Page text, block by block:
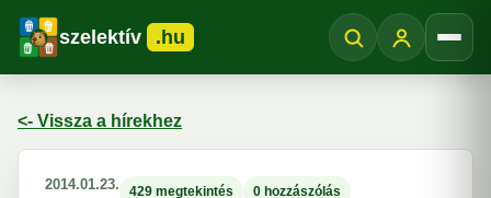
szelektív .hu
<- Vissza a hírekhez
2014.01.23. 429 megtekintés 0 hozzászólás